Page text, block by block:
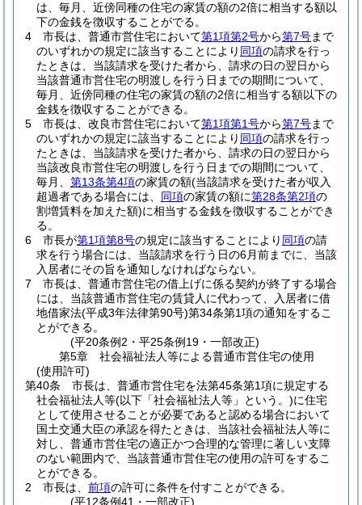
は、毎月、近傍同種の住宅の家賃の額の2倍に相当する額以
下の金銭を徴収することがでる。
4
市長は、普通市営住宅において第1項第2号から第7号まで
のいずれかの規定に該当することにより 同項の請求を行っ
たときは、当該請求を受けた者から、請求の日の翌日から
当該普通市営住宅の明渡しを行う日までの期間について、
毎月、近傍同種の住宅の家賃の額の2倍に相当する額以下の
金銭を徴収することができる。
5
市長は、改良市営住宅において第1項第1号から第7号まで
のいずれかの規定に該当することにより 同項の請求を行っ
たときは、当該請求を受けた者から、請求の日の翌日から
当該改良市営住宅の明渡しを行う日までの期間について、
毎月、 第13条第4項の家賃の額(当該請求を受けた者が収入
超過者である場合には、 同項の家賃の額に第28条第2項の
割増賃料を加えた額)に相当する金銭を徴収することができ
る。
6
市長が第1項第8号の規定に該当することにより 同項の請
求を行う場合には、当該請求を行う日の6月前までに、当該
入居者にその旨を通知しなければならない。
7
市長は、普通市営住宅の借上げに係る契約が終了する場合
には、当該普通市営住宅の賃貸人に代わって、入居者に借
地借家法(平成3年法律第90号)第34条第1項の通知をするこ
とができる。
(平20条例2・平25条例19・一部改正)
第5章
社会福祉法人等による普通市営住宅の使用
(使用許可)
第40条
市長は、普通市営住宅を法第45条第1項に規定する
社会福祉法人等(以下「社会福祉法人等」という。)に住宅
として使用させることが必要であると認める場合において
国土交通大臣の承認を得たときは、当該社会福祉法人等に
対し、普通市営住宅の適正かつ合理的な管理に著しい支障
のない範囲内で、当該普通市営住宅の使用の許可をするこ
とができる。
2
市長は、 前項の許可に条件を付すことができる。
(平12条例41・一部改正)